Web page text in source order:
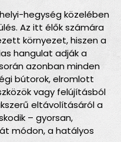
hegység közelében
Az itt élők számára
környezet, hiszen a
hangulat adják a
azonban minden
bútorok, elromlott
vagy felújításból
eltávolításáról a
– gyorsan,
módon, a hatályos